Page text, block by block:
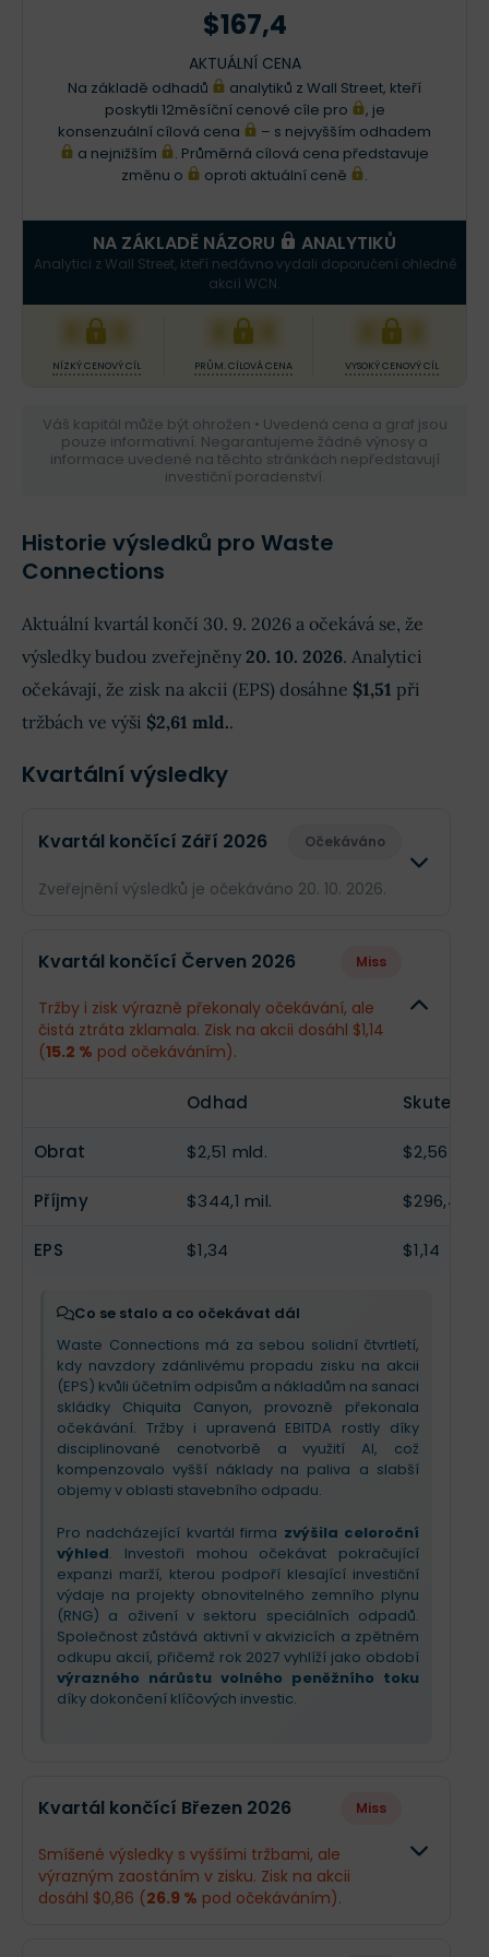
$167,4
AKTUÁLNÍ CENA
Na základě odhadů
analytiků z Wall Street, kteří
poskytli 12měsíční cenové cíle pro
, je
konsenzuální cílová cena
– s nejvyšším odhadem
a nejnižším
. Průměrná cílová cena představuje
změnu o
oproti aktuální ceně .
NA ZÁKLADĚ NÁZORU ANALYTIKŮ
Analytici z Wall Street, kteří nedávno vydali doporučení ohledně
akcií WCN.
XXX
NÍZKÝ CENOVÝ CÍL
XXX
PRŮM. CÍLOVÁ CENA
XXX
VYSOKÝ CENOVÝ CÍL
Váš kapitál může být ohrožen • Uvedená cena a graf jsou
pouze informativní. Negarantujeme žádné výnosy a
informace uvedené na těchto stránkách nepředstavují
investiční poradenství.
Historie výsledků pro Waste
Connections
Aktuální kvartál končí 30. 9. 2026 a očekává se, že
výsledky budou zveřejněny 20. 10. 2026. Analytici
očekávají, že zisk na akcii (EPS) dosáhne $1,51 při
tržbách ve výši $2,61 mld..
Kvartální výsledky
Kvartál končící Září 2026 Očekáváno
Zveřejnění výsledků je očekáváno 20. 10. 2026.
Příjmy $386,9 mil.
Kvartál končící Červen 2026 Miss
Tržby i zisk výrazně překonaly očekávání, ale
čistá ztráta zklamala. Zisk na akcii dosáhl $1,14
(15.2 % pod očekáváním).
Odhad
Obrat $2,51 mld. $2,56 mld.
Příjmy $344,1 mil. $296,4
EPS $1,34 $1,14
Co se stalo a co očekávat dál
Waste Connections má za sebou solidní čtvrtletí,
kdy navzdory zdánlivému propadu zisku na akcii
(EPS) kvůli účetním odpisům a nákladům na sanaci
skládky Chiquita Canyon, provozně překonala
očekávání. Tržby i upravená EBITDA rostly díky
disciplinované cenotvorbě a využití AI, což
kompenzovalo vyšší náklady na paliva a slabší
objemy v oblasti stavebního odpadu.
Pro nadcházející kvartál firma zvýšila celoroční
výhled. Investoři mohou očekávat pokračující
expanzi marží, kterou podpoří klesající investiční
výdaje na projekty obnovitelného zemního plynu
(RNG) a oživení v sektoru speciálních odpadů.
Společnost zůstává aktivní v akvizicích a zpětném
odkupu akcií, přičemž rok 2027 vyhlíží jako období
výrazného nárůstu volného peněžního toku
díky dokončení klíčových investic.
Kvartál končící Březen 2026 Miss
Smíšené výsledky s vyššími tržbami, ale
výrazným zaostáním v zisku. Zisk na akcii
dosáhl $0,86 (26.9 % pod očekáváním).